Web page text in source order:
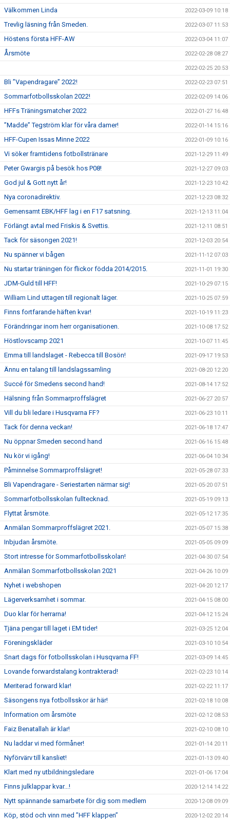
Välkommen Linda 2022-03-09 10:18
Trevlig läsning från Smeden. 2022-03-07 11:53
Höstens första HFF-AW 2022-03-04 11:07
Årsmöte 2022-02-28 08:27
2022-02-25 20:53
Bli ”Vapendragare” 2022! 2022-02-23 07:51
Sommarfotbollsskolan 2022! 2022-02-09 14:06
HFFs Träningsmatcher 2022 2022-01-27 16:48
”Madde” Tegström klar för våra damer! 2022-01-14 15:16
HFF-Cupen Issas Minne 2022 2022-01-09 10:16
Vi söker framtidens fotbollstränare 2021-12-29 11:49
Peter Gwargis på besök hos P08! 2021-12-27 09:03
God jul & Gott nytt år! 2021-12-23 10:42
Nya coronadirektiv. 2021-12-23 08:32
Gemensamt EBK/HFF lag i en F17 satsning. 2021-12-13 11:04
Förlängt avtal med Friskis & Svettis. 2021-12-11 08:51
Tack för säsongen 2021! 2021-12-03 20:54
Nu spänner vi bågen 2021-11-12 07:03
Nu startar träningen för flickor födda 2014/2015. 2021-11-01 19:30
JDM-Guld till HFF! 2021-10-29 07:15
William Lind uttagen till regionalt läger. 2021-10-25 07:59
Finns fortfarande häften kvar! 2021-10-19 11:23
Förändringar inom herr organisationen. 2021-10-08 17:52
Höstlovscamp 2021 2021-10-07 11:45
Emma till landslaget - Rebecca till Bosön! 2021-09-17 19:53
Ännu en talang till landslagssamling 2021-08-20 12:20
Succé för Smedens second hand! 2021-08-14 17:52
Hälsning från Sommarproffslägret 2021-06-27 20:57
Vill du bli ledare i Husqvarna FF? 2021-06-23 10:11
Tack för denna veckan! 2021-06-18 17:47
Nu öppnar Smeden second hand 2021-06-16 15:48
Nu kör vi igång! 2021-06-04 10:34
Påminnelse Sommarproffslägret! 2021-05-28 07:33
Bli Vapendragare - Seriestarten närmar sig! 2021-05-20 07:51
Sommarfotbollsskolan fulltecknad. 2021-05-19 09:13
Flyttat årsmöte. 2021-05-12 17:35
Anmälan Sommarproffslägret 2021. 2021-05-07 15:38
Inbjudan årsmöte. 2021-05-05 09:09
Stort intresse för Sommarfotbollsskolan! 2021-04-30 07:54
Anmälan Sommarfotbollsskolan 2021 2021-04-26 10:09
Nyhet i webshopen 2021-04-20 12:17
Lägerverksamhet i sommar. 2021-04-15 08:00
Duo klar för herrarna! 2021-04-12 15:24
Tjäna pengar till laget i EM tider! 2021-03-25 12:04
Föreningskläder 2021-03-10 10:54
Snart dags för fotbollsskolan i Husqvarna FF! 2021-03-09 14:45
Lovande forwardstalang kontrakterad! 2021-02-23 10:14
Meriterad forward klar! 2021-02-22 11:17
Säsongens nya fotbollsskor är här! 2021-02-18 10:08
Information om årsmöte 2021-02-12 08:53
Faiz Benatallah är klar! 2021-02-10 08:10
Nu laddar vi med förmåner! 2021-01-14 20:11
Nyförvärv till kansliet! 2021-01-13 09:40
Klart med ny utbildningsledare 2021-01-06 17:04
Finns julklappar kvar...! 2020-12-14 14:22
Nytt spännande samarbete för dig som medlem 2020-12-08 09:09
Köp, stöd och vinn med ”HFF klappen” 2020-12-02 20:14